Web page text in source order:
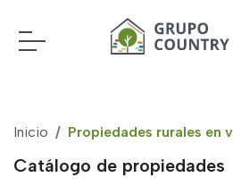
Inicio Propiedades rurales en
Catálogo de propiedades